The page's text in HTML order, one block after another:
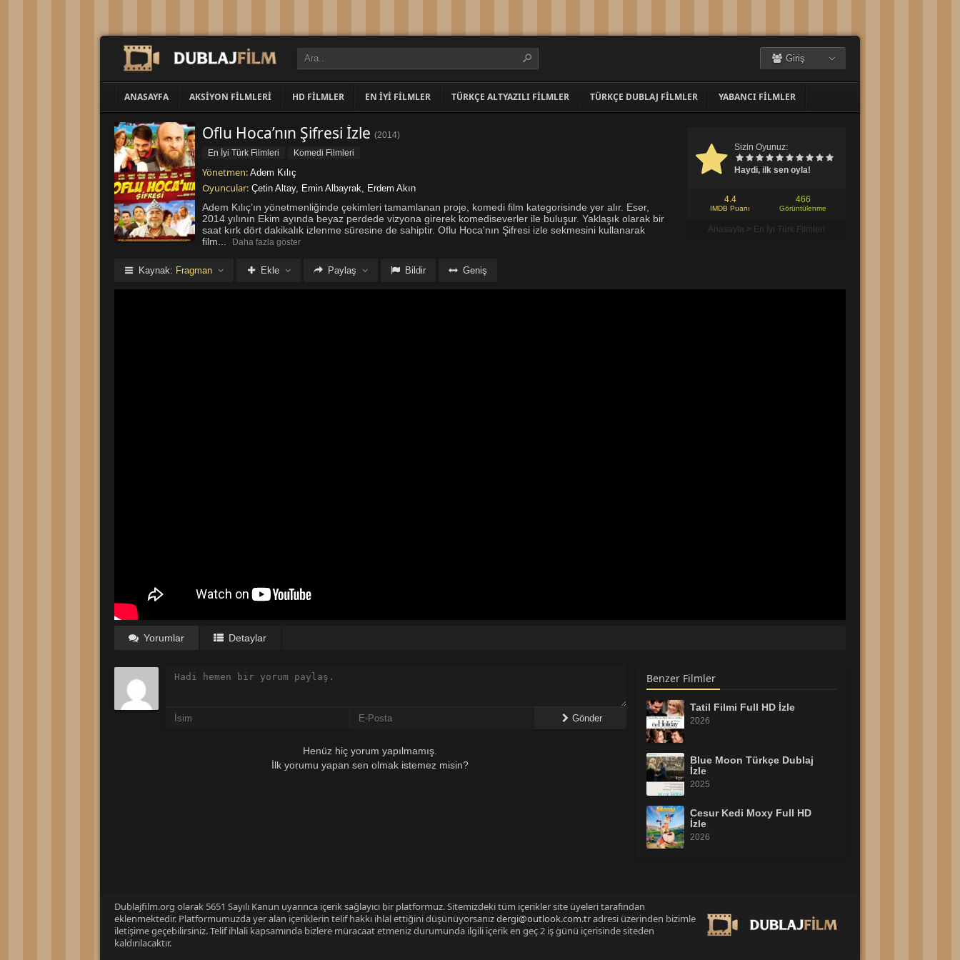
Giriş
ANASAYFA AKSIYON FILMLERI HD FILMLER EN İYI FILMLER TÜRKÇE ALTYAZILI FILMLER TÜRKÇE DUBLAJ FILMLER YABANCI FILMLER
Sizin Oyunuz:
Haydi, ilk sen oyla!
4.4
IMDB Puanı
466
Görüntülenme
Anasayfa > En İyi Türk Filmleri
Oflu Hoca’nın Şifresi İzle (2014)
En İyi Türk Filmleri
Komedi Filmleri
Yönetmen: Adem Kılıç
Oyuncular: Çetin Altay, Emin Albayrak, Erdem Akın
Adem Kılıç’ın yönetmenliğinde çekimleri tamamlanan proje, komedi film kategorisinde yer alır. Eser,
2014 yılının Ekim ayında beyaz perdede vizyona girerek komediseverler ile buluşur. Yaklaşık olarak bir
saat kırk dört dakikalık izlenme süresine de sahiptir. Oflu Hoca'nın Şifresi izle sekmesini kullanarak
film
Daha fazla göster
Kaynak: Fragman Ekle Paylaş Bildir Geniş
Yorumlar Detaylar
Gönder
Henüz hiç yorum yapılmamış.
İlk yorumu yapan sen olmak istemez misin?
Benzer Filmler
Tatil Filmi Full HD İzle
2026
Blue Moon Türkçe Dublaj
İzle
2025
Cesur Kedi Moxy Full HD
İzle
2026
Virginia Woolf’s Night & Day
Full HD İzle
Dublajfilm.org olarak 5651 Sayılı Kanun uyarınca içerik sağlayıcı bir platformuz. Sitemizdeki tüm içerikler site üyeleri tarafından
eklenmektedir. Platformumuzda yer alan içeriklerin telif hakkı ihlal ettiğini düşünüyorsanızdergi@outlook.com.tradresi üzerinden bizimle
iletişime geçebilirsiniz. Telif ihlali kapsamında bizlere müracaat etmeniz durumunda ilgili içerik en geç 2 iş günü içerisinde siteden
kaldırılacaktır.